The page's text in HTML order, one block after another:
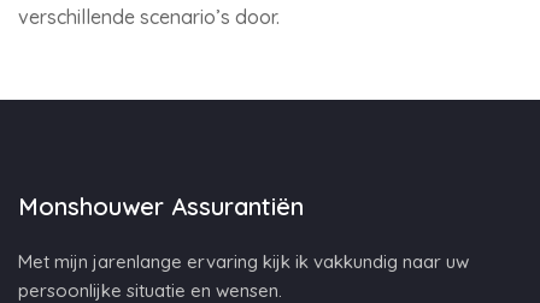
verschillende scenario’s door.
Monshouwer Assurantiën
Met mijn jarenlange ervaring kijk ik vakkundig naar uw
persoonlijke situatie en wensen.